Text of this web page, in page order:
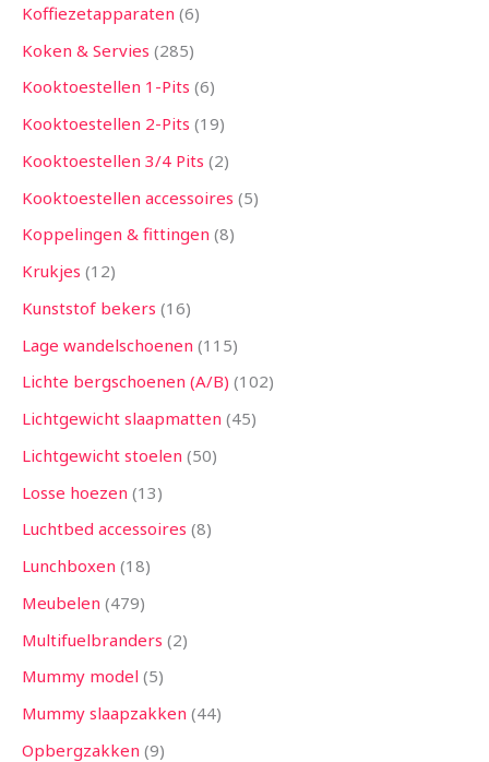
Koffiezetapparaten 6
Koken & Servies 285
Kooktoestellen 1-Pits 6
Kooktoestellen 2-Pits 19
Kooktoestellen 3/4 Pits 2
Kooktoestellen accessoires 5
Koppelingen & fittingen 8
Krukjes 12
Kunststof bekers 16
Lage wandelschoenen 115
Lichte bergschoenen (A/B) 102
Lichtgewicht slaapmatten 45
Lichtgewicht stoelen 50
Losse hoezen 13
Luchtbed accessoires 8
Lunchboxen 18
Meubelen 479
Multifuelbranders 2
Mummy model 5
Mummy slaapzakken 44
Opbergzakken 9